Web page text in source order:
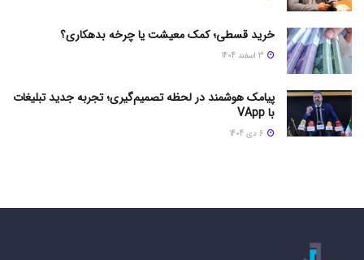
خرید قسطی؛ کمک معیشت یا چرخه بدهکاری؟
پیامک هوشمند در لحظه تصمیم‌گیری؛ تجربه جدید تبلیغات
با VApp